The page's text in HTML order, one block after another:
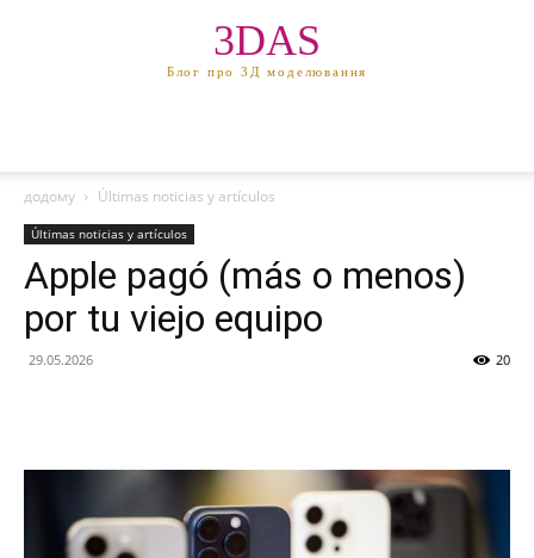
3DAS
Блог про 3Д моделювання
додому Últimas noticias y artículos
Últimas noticias y artículos
Apple pagó (más o menos)
por tu viejo equipo
29.05.2026 20